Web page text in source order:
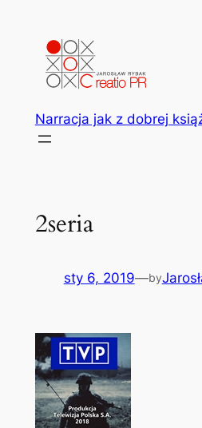
Narracja jak z dobrej
2seria
sty 6, 2019—by